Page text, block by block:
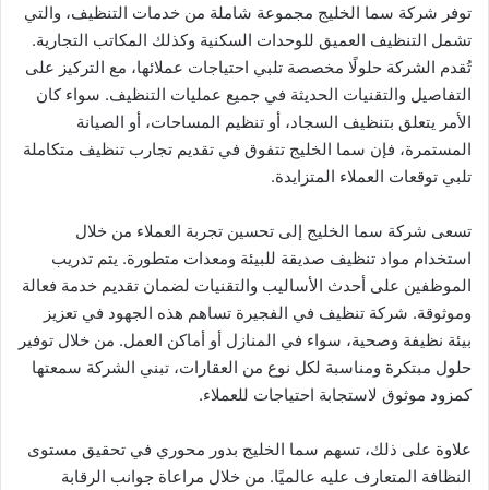
توفر شركة سما الخليج مجموعة شاملة من خدمات التنظيف، والتي
تشمل التنظيف العميق للوحدات السكنية وكذلك المكاتب التجارية.
تُقدم الشركة حلولًا مخصصة تلبي احتياجات عملائها، مع التركيز على
التفاصيل والتقنيات الحديثة في جميع عمليات التنظيف. سواء كان
الأمر يتعلق بتنظيف السجاد، أو تنظيم المساحات، أو الصيانة
المستمرة، فإن سما الخليج تتفوق في تقديم تجارب تنظيف متكاملة
تلبي توقعات العملاء المتزايدة.
تسعى شركة سما الخليج إلى تحسين تجربة العملاء من خلال
استخدام مواد تنظيف صديقة للبيئة ومعدات متطورة. يتم تدريب
الموظفين على أحدث الأساليب والتقنيات لضمان تقديم خدمة فعالة
وموثوقة. شركة تنظيف في الفجيرة تساهم هذه الجهود في تعزيز
بيئة نظيفة وصحية، سواء في المنازل أو أماكن العمل. من خلال توفير
حلول مبتكرة ومناسبة لكل نوع من العقارات، تبني الشركة سمعتها
كمزود موثوق لاستجابة احتياجات للعملاء.
علاوة على ذلك، تسهم سما الخليج بدور محوري في تحقيق مستوى
النظافة المتعارف عليه عالميًا. من خلال مراعاة جوانب الرقابة